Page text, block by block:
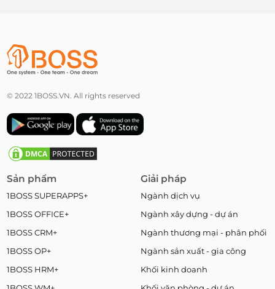
© 2022 1BOSS.VN. All rights reserved
Sản phẩm
1BOSS SUPERAPPS+
1BOSS OFFICE+
1BOSS CRM+
1BOSS OP+
1BOSS HRM+
Giải pháp
Ngành dịch vụ
Ngành xây dựng - dự án
Ngành thương mại - phân phối
Ngành sản xuất - gia công
Khối kinh doanh